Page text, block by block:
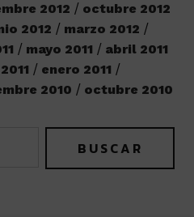
2012
octubre 2012
2012
marzo 2012
mayo 2011
abril 2011
enero 2011
2010 octubre 2010